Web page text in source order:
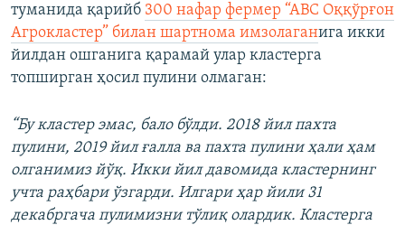
туманида қарийб 300 нафар фермер “АВС Оққўрғон
Агрокластер” билан шартнома имзолаганига икки
йилдан ошганига қарамай улар кластерга
топширган ҳосил пулини олмаган:
“Бу кластер эмас, бало бўлди. 2018 йил пахта
пулини, 2019 йил ғалла ва пахта пулини ҳали ҳам
олганимиз йўқ. Икки йил давомида кластернинг
учта раҳбари ўзгарди. Илгари ҳар йили 31
декабргача пулимизни тўлиқ олардик. Кластерга